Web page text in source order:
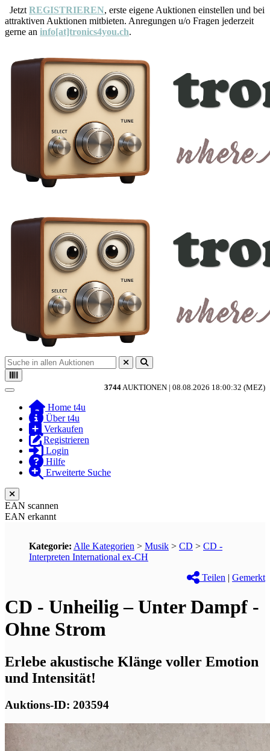
Jetzt REGISTRIEREN, erste eigene Auktionen einstellen und bei
attraktiven Auktionen mitbieten. Anregungen u/o Fragen jederzeit
gerne an info[at]tronics4you.ch.
3744AUKTIONEN | 08.08.2026 18:00:32 (MEZ)
Toggle navigation
Home t4u
Über t4u
Verkaufen
Registrieren
Login
Hilfe
Erweiterte Suche
EAN scannen
EAN erkannt
Kategorie: Alle Kategorien > Musik > CD > CD -
Interpreten International ex-CH
Teilen | Gemerkt
CD - Unheilig – Unter Dampf -
Ohne Strom
Erlebe akustische Klänge voller Emotion
und Intensität!
Auktions-ID: 203594